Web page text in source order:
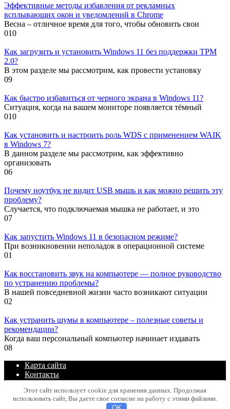
Эффективные методы избавления от рекламных
всплывающих окон и уведомлений в Chrome
Весна – отличное время для того, чтобы обновить свои
010
Как загрузить и установить Windows 11 без поддержки TPM
2.0?
В этом разделе мы рассмотрим, как провести установку
09
Как быстро избавиться от черного экрана в Windows 11?
Ситуация, когда на вашем мониторе появляется тёмный
010
Как установить и настроить роль WDS с применением WAIK
в Windows 7?
В данном разделе мы рассмотрим, как эффективно
организовать
06
Почему ноутбук не видит USB мышь и как можно решить эту
проблему?
Случается, что подключаемая мышка не работает, и это
07
Как запустить Windows 11 в безопасном режиме?
При возникновении неполадок в операционной системе
01
Как восстановить звук на компьютере — полное руководство
по устранению проблемы?
В нашей повседневной жизни часто возникают ситуации
02
Как устранить шумы в компьютере – полезные советы и
рекомендации?
Когда ваш персональный компьютер начинает издавать
08
Карта сайта
Контакты
© 2026 Блог про IT
Этот сайт использует cookie для хранения данных. Продолжая
использовать сайт, Вы даете свое согласие на работу с этими файлами.